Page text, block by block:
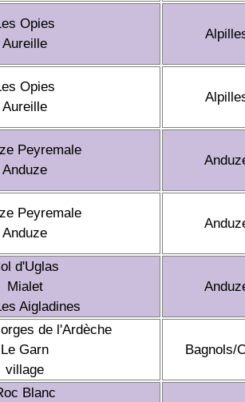
Opies
Aureille
Opies
Aureille
Peyremale
Anduze
Peyremale
Anduze
d'Uglas
Mialet
Aigladines
de l'Ardèche
Le Garn
village
Bagnols/
Blanc